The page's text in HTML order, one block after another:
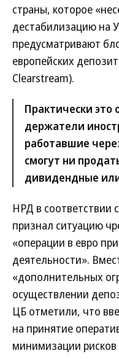
страны, которое
дестабилизацию на
предусматривают
европейских
Clearstream).
Практически это
держатели
работавшие
смогут ни
дивидендные
НРД в соответствии
признал ситуацию
«операции в евро
деятельности».
«дополнительных
осуществлении
ЦБ отметили, что
на принятие
минимизации